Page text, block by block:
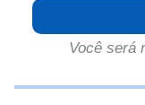
Você será